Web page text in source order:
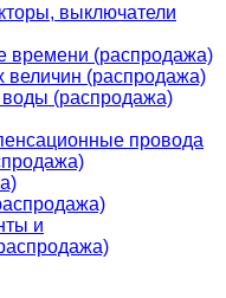
выключатели
времени (распродажа)
величин (распродажа)
воды (распродажа)
провода
и